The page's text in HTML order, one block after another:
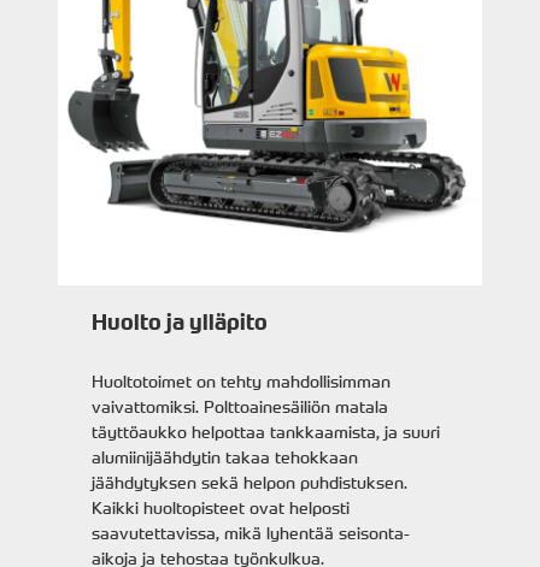
Huolto ja ylläpito
Huoltotoimet on tehty mahdollisimman
vaivattomiksi. Polttoainesäiliön matala
täyttöaukko helpottaa tankkaamista, ja suuri
alumiinijäähdytin takaa tehokkaan
jäähdytyksen sekä helpon puhdistuksen.
Kaikki huoltopisteet ovat helposti
saavutettavissa, mikä lyhentää seisonta-
aikoja ja tehostaa työnkulkua.